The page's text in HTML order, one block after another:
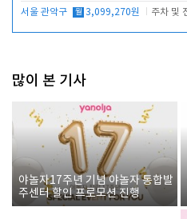
서울 관악구 월 3,099,270원
많이 본 기사
야놀자17주년 기념 야놀자 통합발
주센터 할인 프로모션 진행